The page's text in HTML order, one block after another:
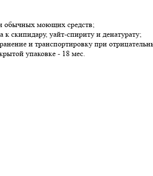
обычных моющих средств;
скипидару, уайт-спириту и денатурату;
и транспортировку при
упаковке - 18 мес.